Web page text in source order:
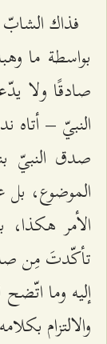
فذاك
بواسطة ما
صادقًا ولا
النبيّ –
صدق النبيّ
الموضوع،
الأمر
تأكّدتَ مِن
إليه وما
والالتزام